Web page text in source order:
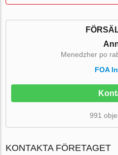
Menedzher po
FOA
991
KONTAKTA FÖRETAGET